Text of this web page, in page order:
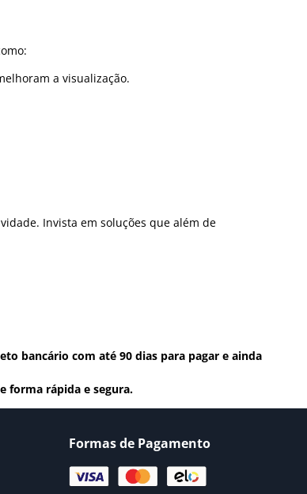
a visualização.
Invista em soluções que além de
bancário com até 90 dias para pagar e ainda
forma rápida e segura.
Formas de Pagamento